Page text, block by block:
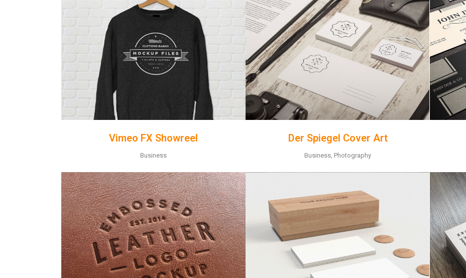
ZOOM VIEW
Vimeo FX Showreel
Business
ZOOM VIEW
Der Spiegel Cover Art
Business, Photography
ZOOM VIEW ZOOM